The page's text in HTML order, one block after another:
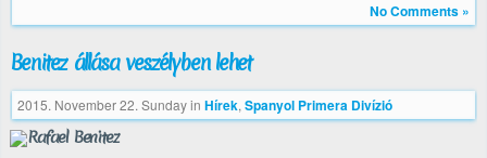
No Comments »
Benitez állása veszélyben lehet
2015. November 22. Sundayin Hírek, Spanyol Primera Divízió